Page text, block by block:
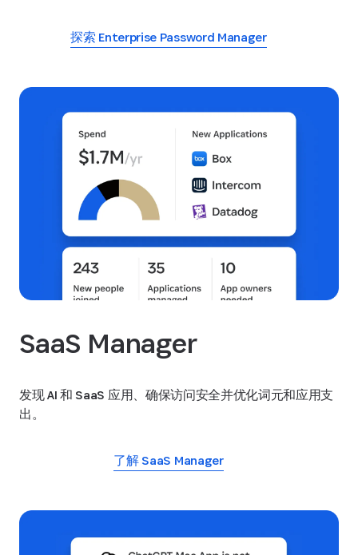
探索 Enterprise Password Manager
SaaS Manager
发现 AI 和 SaaS 应用、确保访问安全并优化词元和应用支
出。
了解 SaaS Manager